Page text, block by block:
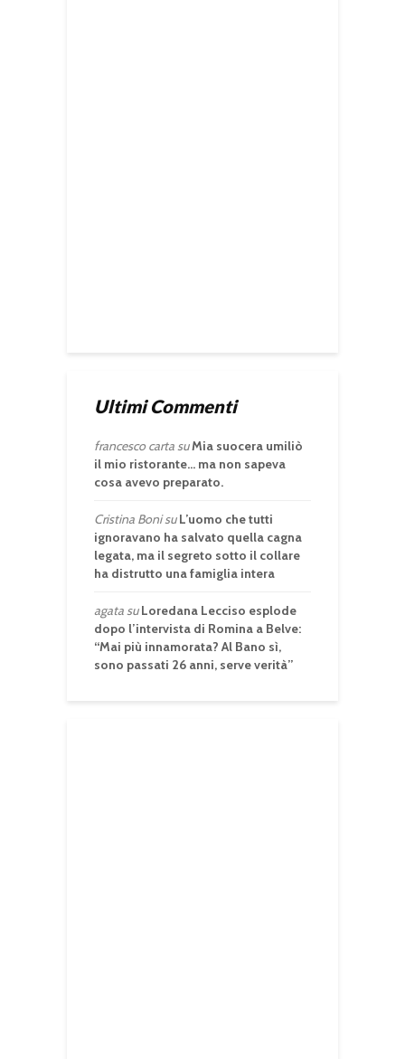
Ultimi Commenti
francesco cartasuMia suocera umiliò
il mio ristorante… ma non sapeva
cosa avevo preparato.
Cristina BonisuL’uomo che tutti
ignoravano ha salvato quella cagna
legata, ma il segreto sotto il collare
ha distrutto una famiglia intera
agatasuLoredana Lecciso esplode
dopo l’intervista di Romina a Belve:
“Mai più innamorata? Al Bano sì,
sono passati 26 anni, serve verità”